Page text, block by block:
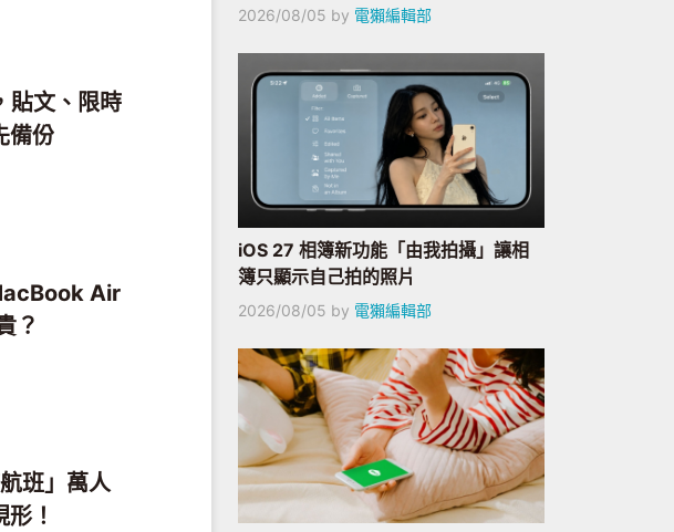
貼文、限時
備份
Air
？
班」萬人
！
2026/08/05 by 電獺編輯部
iOS 27 相簿新功能「由我拍攝」讓相
簿只顯示自己拍的照片
2026/08/05 by 電獺編輯部